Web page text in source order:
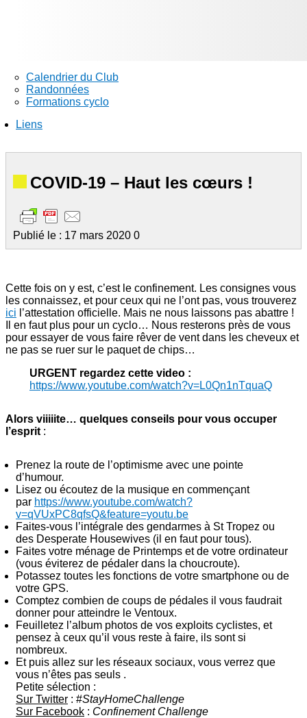
Calendrier du Club
Randonnées
Formations cyclo
Liens
COVID-19 – Haut les cœurs !
Publié le : 17 mars 2020 0
Cette fois on y est, c’est le confinement. Les consignes vous
les connaissez, et pour ceux qui ne l’ont pas, vous trouverez
ici l’attestation officielle. Mais ne nous laissons pas abattre !
Il en faut plus pour un cyclo… Nous resterons près de vous
pour essayer de vous faire rêver de vent dans les cheveux et
ne pas se ruer sur le paquet de chips…
URGENT regardez cette video :
https://www.youtube.com/watch?v=L0Qn1nTquaQ
Alors viiiiite… quelques conseils pour vous occuper
l’esprit :
Prenez la route de l’optimisme avec une pointe
d’humour.
Lisez ou écoutez de la musique en commençant
par https://www.youtube.com/watch?
v=qVUxPC8qfsQ&feature=youtu.be
Faites-vous l’intégrale des gendarmes à St Tropez ou
des Desperate Housewives (il en faut pour tous).
Faites votre ménage de Printemps et de votre ordinateur
(vous éviterez de pédaler dans la choucroute).
Potassez toutes les fonctions de votre smartphone ou de
votre GPS.
Comptez combien de coups de pédales il vous faudrait
donner pour atteindre le Ventoux.
Feuilletez l’album photos de vos exploits cyclistes, et
pensez à ceux qu’il vous reste à faire, ils sont si
nombreux.
Et puis allez sur les réseaux sociaux, vous verrez que
vous n’êtes pas seuls .
Petite sélection :
Sur Twitter : #StayHomeChallenge
Sur Facebook : Confinement Challenge